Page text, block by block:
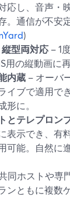
応し、音声・
。通信が不安
)
型両対応 – 1
用の縦動画に
内蔵 – オーバ
イブで適用で
形に。
とテレプロン
表示でき、有
可能。自然に
同ホストや専
ンともに複数